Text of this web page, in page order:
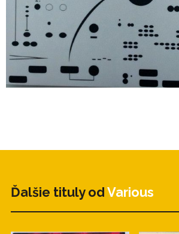
Ďalšie tituly od Various